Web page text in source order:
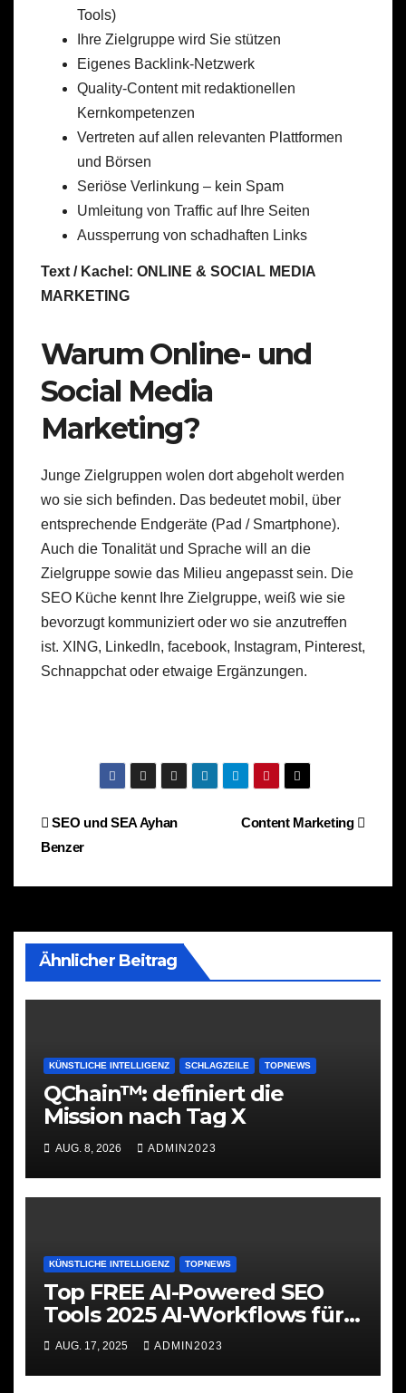
Tools)
Ihre Zielgruppe wird Sie stützen
Eigenes Backlink-Netzwerk
Quality-Content mit redaktionellen
Kernkompetenzen
Vertreten auf allen relevanten Plattformen
und Börsen
Seriöse Verlinkung – kein Spam
Umleitung von Traffic auf Ihre Seiten
Aussperrung von schadhaften Links
Text / Kachel: ONLINE & SOCIAL MEDIA
MARKETING
Warum Online- und
Social Media
Marketing?
Junge Zielgruppen wolen dort abgeholt werden
wo sie sich befinden. Das bedeutet mobil, über
entsprechende Endgeräte (Pad / Smartphone).
Auch die Tonalität und Sprache will an die
Zielgruppe sowie das Milieu angepasst sein. Die
SEO Küche kennt Ihre Zielgruppe, weiß wie sie
bevorzugt kommuniziert oder wo sie anzutreffen
ist. XING, LinkedIn, facebook, Instagram, Pinterest,
Schnappchat oder etwaige Ergänzungen.
Beitragsnavigation
Content Marketing
SEO und SEA Ayhan
Benzer
Ähnlicher Beitrag
KÜNSTLICHE INTELLIGENZ SCHLAGZEILE TOPNEWS
QChain™: definiert die
Mission nach Tag X
AUG. 8, 2026 ADMIN2023
KÜNSTLICHE INTELLIGENZ TOPNEWS
Top FREE AI-Powered SEO
Tools 2025 AI-Workflows für
SEO
AUG. 17, 2025 ADMIN2023